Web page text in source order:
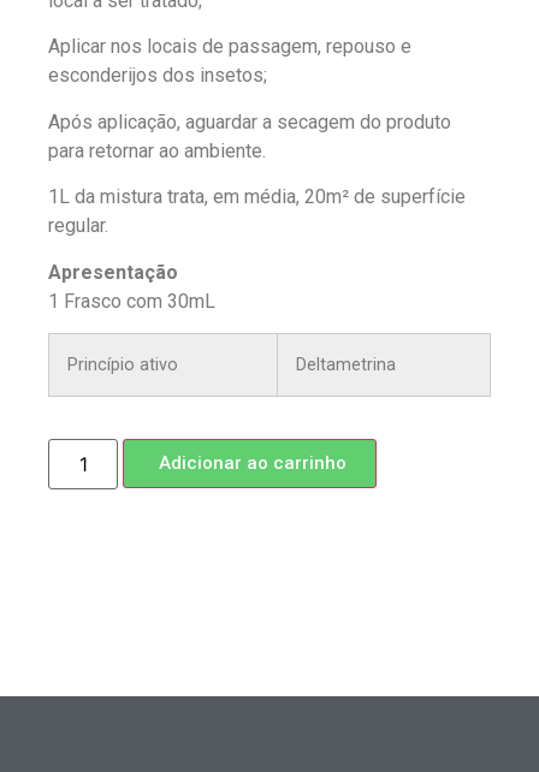
Aplicar nos locais de passagem, repouso e
esconderijos dos insetos;
Após aplicação, aguardar a secagem do produto
para retornar ao ambiente.
1L da mistura trata, em média, 20m² de superfície
regular.
Apresentação
1 Frasco com 30mL
Princípio ativo Deltametrina
Adicionar ao carrinho